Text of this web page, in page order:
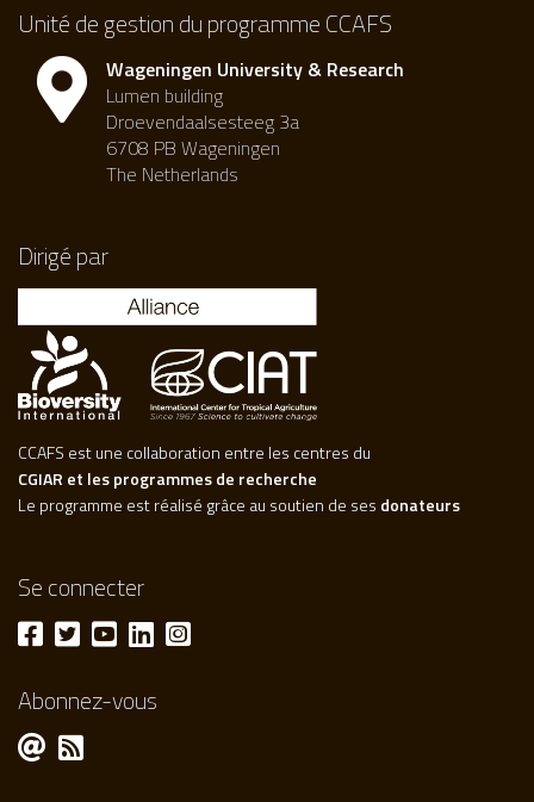
Unité de gestion du programme CCAFS
Wageningen University & Research
Lumen building
Droevendaalsesteeg 3a
6708 PB Wageningen
The Netherlands
Dirigé par
CCAFS est une collaboration entre les centres du
CGIAR et les programmes de recherche
Le programme est réalisé grâce au soutien de ses donateurs
Se connecter
Abonnez-vous